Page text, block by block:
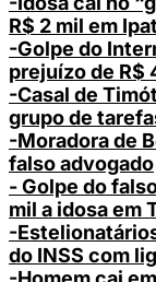
R$ 2 mil em
-Golpe do
prejuízo de R$
-Casal de
grupo de
-Moradora de
falso advogado
- Golpe do
mil a idosa em
-
do INSS com